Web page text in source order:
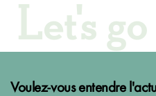
Let's
Voulez-vous entendre